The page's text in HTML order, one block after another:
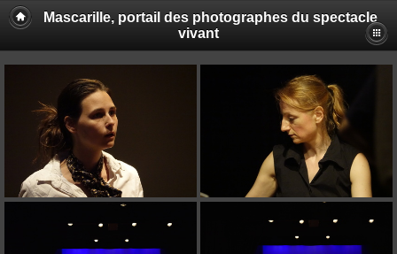
Mascarille, portail des photographes du spectacle
vivant